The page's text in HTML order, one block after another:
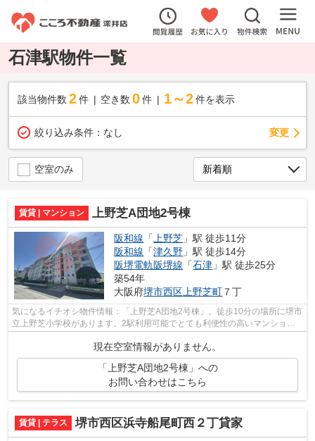
石津駅物件一覧
該当物件数 2件 空き数 0 件 1～2 件を表示
絞り込み条件： なし 変更
空室のみ
賃貸 | マンション 上野芝A団地2号棟
阪和線 「上野芝 」駅 徒歩11分
阪和線 「津久野 」駅 徒歩14分
阪堺電軌阪堺線 「石津 」駅 徒歩25分
築54年
大阪府堺市西区上野芝町 ７丁
気になるイチオシ物件情報：「上野芝A団地2号棟」。徒歩10分の場所に堺市
立上野芝小学校があります。2駅利用可能でとても利便性の高いマンション
です。こちらの物件はマンションです。...
現在空室情報がありません。
「上野芝A団地2号棟」への
お問い合わせはこちら
賃貸 | テラス 堺市西区浜寺船尾町西２丁貸家